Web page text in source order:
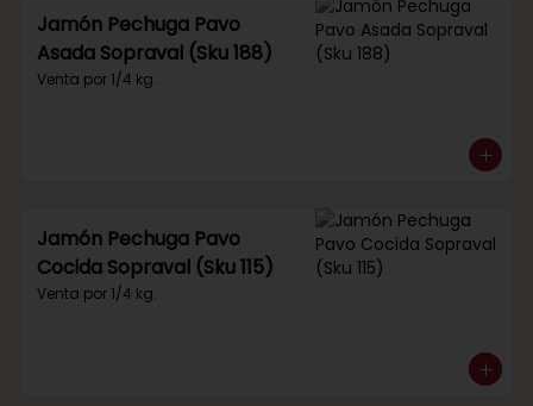
Jamón Pechuga Pavo
Asada Sopraval (Sku 188)
Venta por 1/4 kg.
Jamón Pechuga Pavo
Cocida Sopraval (Sku 115)
Venta por 1/4 kg.